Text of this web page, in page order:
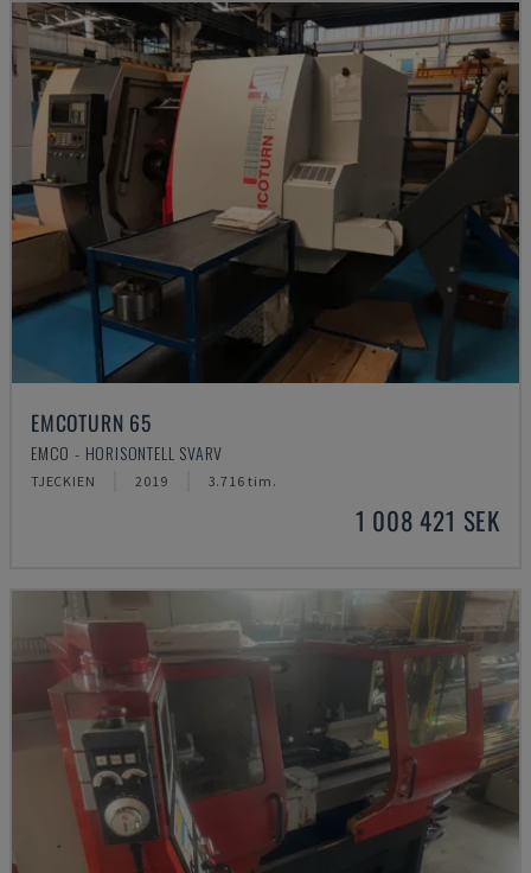
EMCOTURN 65
EMCO - HORISONTELL SVARV
TJECKIEN 2019 3.716 tim.
1 008 421 SEK